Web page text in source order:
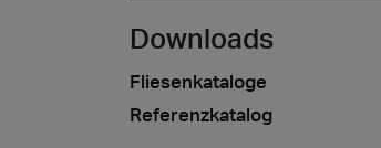
Downloads
Fliesenkataloge
Referenzkatalog